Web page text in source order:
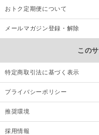
おトク定期便について
メールマガジン登録・解除
この
特定商取引法に基づく表示
プライバシーポリシー
推奨環境
採用情報